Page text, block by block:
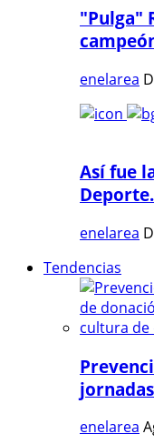
"Pulga"
enelarea
Así fue
enelarea
Tendencias
enelarea